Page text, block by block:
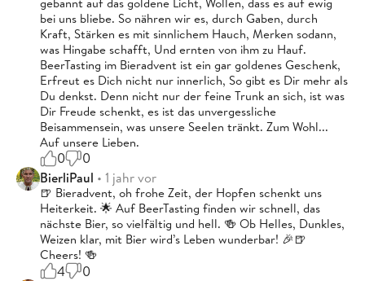
bei uns bliebe. So nähren wir es, durch Gaben, durch
Kraft, Stärken es mit sinnlichem Hauch, Merken sodann,
was Hingabe schafft, Und ernten von ihm zu Hauf.
BeerTasting im Bieradvent ist ein gar goldenes Geschenk,
Erfreut es Dich nicht nur innerlich, So gibt es Dir mehr als
Du denkst. Denn nicht nur der feine Trunk an sich, ist was
Dir Freude schenkt, es ist das unvergessliche
Beisammensein, was unsere Seelen tränkt. Zum Wohl...
Auf unsere Lieben.
0
0
BierliPaul • 1 jahr vor
🍺 Bieradvent, oh frohe Zeit, der Hopfen schenkt uns
Heiterkeit. 🌟 Auf BeerTasting finden wir schnell, das
nächste Bier, so vielfältig und hell. 🍻 Ob Helles, Dunkles,
Weizen klar, mit Bier wird’s Leben wunderbar! 🎉🍺
Cheers! 🍻
4
0